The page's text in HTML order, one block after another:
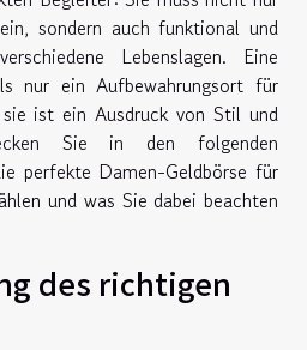
sondern auch funktional und
Lebenslagen. Eine
nur ein Aufbewahrungsort für
ist ein Ausdruck von Stil und
Sie in den folgenden
perfekte Damen-Geldbörse für
und was Sie dabei beachten
des richtigen